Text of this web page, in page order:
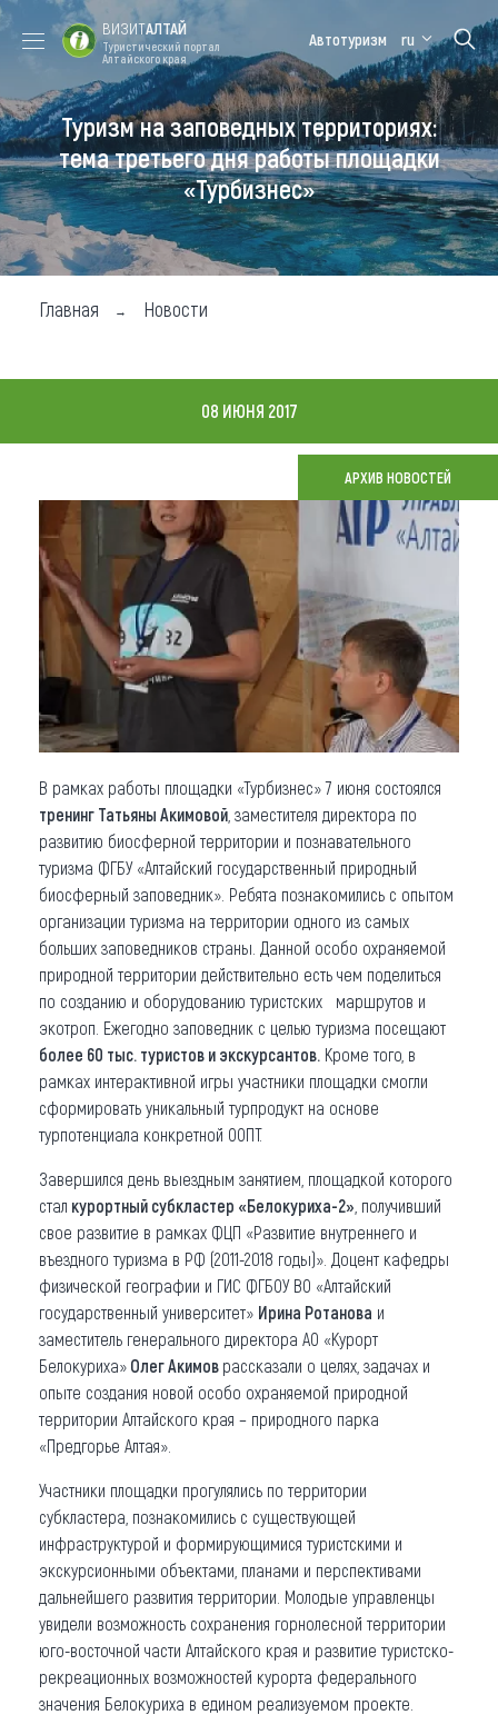
Форум VISIT
ALTAI
Цветение
маральника
Медицинский
форум
Алтайская
зимовка
Туры
Где побывать
Чем заняться
Карта
Что привезти (сувениры)
О регионе
Коллекция впечатлений
Другие рубрики
ВИЗИТАЛТАЙ
Туристический портал
Алтайского края
Автотуризм ru
Туризм на заповедных территориях:
тема третьего дня работы площадки
«Турбизнес»
Главная Новости
08 ИЮНЯ 2017
АРХИВ НОВОСТЕЙ
В рамках работы площадки «Турбизнес» 7 июня состоялся
тренинг Татьяны Акимовой , заместителя директора по
развитию биосферной территории и познавательного
туризма ФГБУ «Алтайский государственный природный
биосферный заповедник». Ребята познакомились с опытом
организации туризма на территории одного из самых
больших заповедников страны. Данной особо охраняемой
природной территории действительно есть чем поделиться
по созданию и оборудованию туристских маршрутов и
экотроп. Ежегодно заповедник с целью туризма посещают
более 60 тыс. туристов и экскурсантов. Кроме того, в
рамках интерактивной игры участники площадки смогли
сформировать уникальный турпродукт на основе
турпотенциала конкретной ООПТ.
Завершился день выездным занятием, площадкой которого
стал курортный субкластер «Белокуриха-2» , получивший
свое развитие в рамках ФЦП «Развитие внутреннего и
въездного туризма в РФ (2011-2018 годы)». Доцент кафедры
физической географии и ГИС ФГБОУ ВО «Алтайский
государственный университет» Ирина Ротанова и
заместитель генерального директора АО «Курорт
Белокуриха» Олег Акимов рассказали о целях, задачах и
опыте создания новой особо охраняемой природной
территории Алтайского края – природного парка
«Предгорье Алтая».
Участники площадки прогулялись по территории
субкластера, познакомились с существующей
инфраструктурой и формирующимися туристскими и
экскурсионными объектами, планами и перспективами
дальнейшего развития территории. Молодые управленцы
увидели возможность сохранения горнолесной территории
юго-восточной части Алтайского края и развитие туристско-
рекреационных возможностей курорта федерального
значения Белокуриха в едином реализуемом проекте.